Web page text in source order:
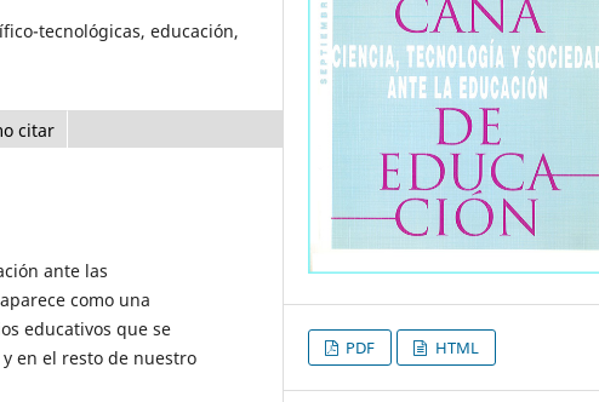
tecnológicas, educación,
citar
ante las
como una
educativos que se
en el resto de nuestro
PDF HTML